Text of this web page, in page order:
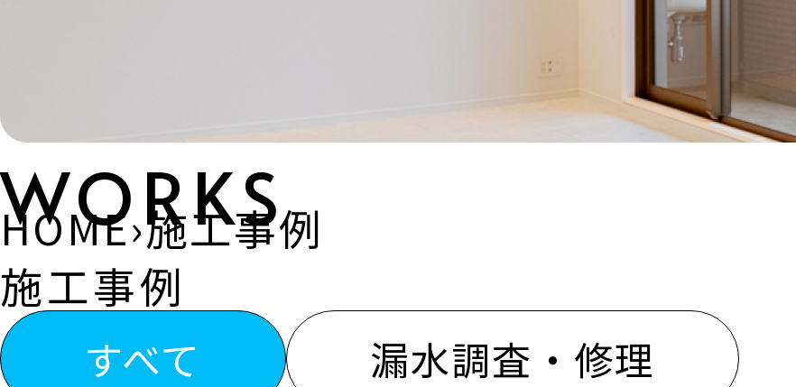
WORKS
施工事例
HOME›施工事例
施工事例一覧
すべて
漏水調査・修理